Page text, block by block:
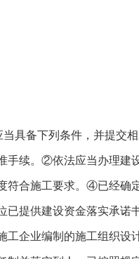
备下列条件，并提交
手续。②依法应当办理建
符合施工要求。④已经确
已提供建设资金落实承诺
企业编制的施工组织设